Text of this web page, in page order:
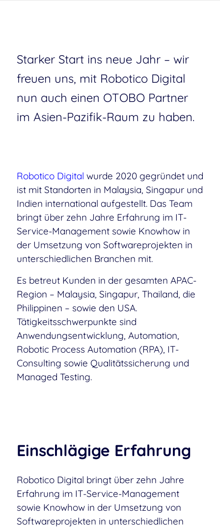
Starker Start ins neue Jahr – wir
freuen uns, mit Robotico Digital
nun auch einen OTOBO Partner
im Asien-Pazifik-Raum zu haben.
Robotico Digital wurde 2020 gegründet und
ist mit Standorten in Malaysia, Singapur und
Indien international aufgestellt. Das Team
bringt über zehn Jahre Erfahrung im IT-
Service-Management sowie Knowhow in
der Umsetzung von Softwareprojekten in
unterschiedlichen Branchen mit.
Es betreut Kunden in der gesamten APAC-
Region – Malaysia, Singapur, Thailand, die
Philippinen – sowie den USA.
Tätigkeitsschwerpunkte sind
Anwendungsentwicklung, Automation,
Robotic Process Automation (RPA), IT-
Consulting sowie Qualitätssicherung und
Managed Testing.
Einschlägige Erfahrung
Robotico Digital bringt über zehn Jahre
Erfahrung im IT-Service-Management
sowie Knowhow in der Umsetzung von
Softwareprojekten in unterschiedlichen